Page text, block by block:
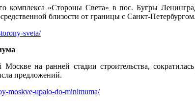
«Стороны Света» в пос. Бугры
близости от границы с Санкт-Петербургом.
sveta/
на ранней стадии строительства,
предложений.
moskve-upalo-do-minimuma/